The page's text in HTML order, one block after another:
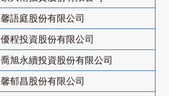
馨語庭股份有限公司
優程投資股份有限公司
喬旭永續投資股份有限公司
馨郁昌股份有限公司